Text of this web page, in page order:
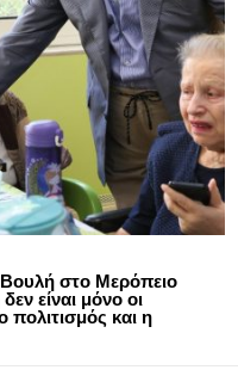
στο Μερόπειο
είναι μόνο οι
πολιτισμός και η